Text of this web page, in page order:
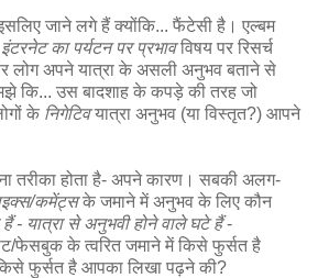
जाने लगे हैं क्योंकि... फैंटेसी है। एल्बम
इंटरनेट का पर्यटन पर प्रभावविषय पर रिसर्च
लोग अपने यात्रा के असली अनुभव बताने से
कि... उस बादशाह के कपड़े की तरह जो
के निगेटिवयात्रा अनुभव (या विस्तृत?) आपने
तरीका होता है- अपने कारण। सबकी अलग-
कमेंट्सके जमाने में अनुभव के लिए कौन
हैं - यात्रा से अनुभवी होने वाले घटे हैं-
फेसबुक के त्वरित जमाने में किसे फुर्सत है
फुर्सत है आपका लिखा पढ़ने की?